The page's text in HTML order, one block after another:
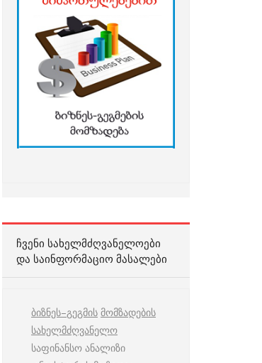
ᲩᲕᲔᲜᲘ ᲡᲐᲮᲔᲚᲛᲫᲦᲕᲐᲜᲔᲚᲝᲔᲑᲘ
ᲓᲐ ᲡᲐᲘᲜᲤᲝᲠᲛᲐᲪᲘᲝ ᲛᲐᲡᲐᲚᲔᲑᲘ
ბიზნეს–გეგმის მომზადების
სახელმძღვანელო
საფინანსო ანალიზი